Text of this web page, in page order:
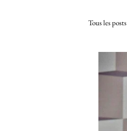
Tous les posts